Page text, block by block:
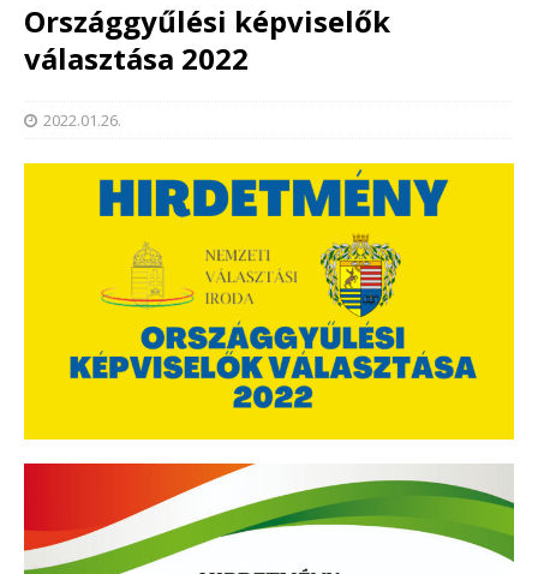
Országgyűlési képviselők
választása 2022
2022.01.26.